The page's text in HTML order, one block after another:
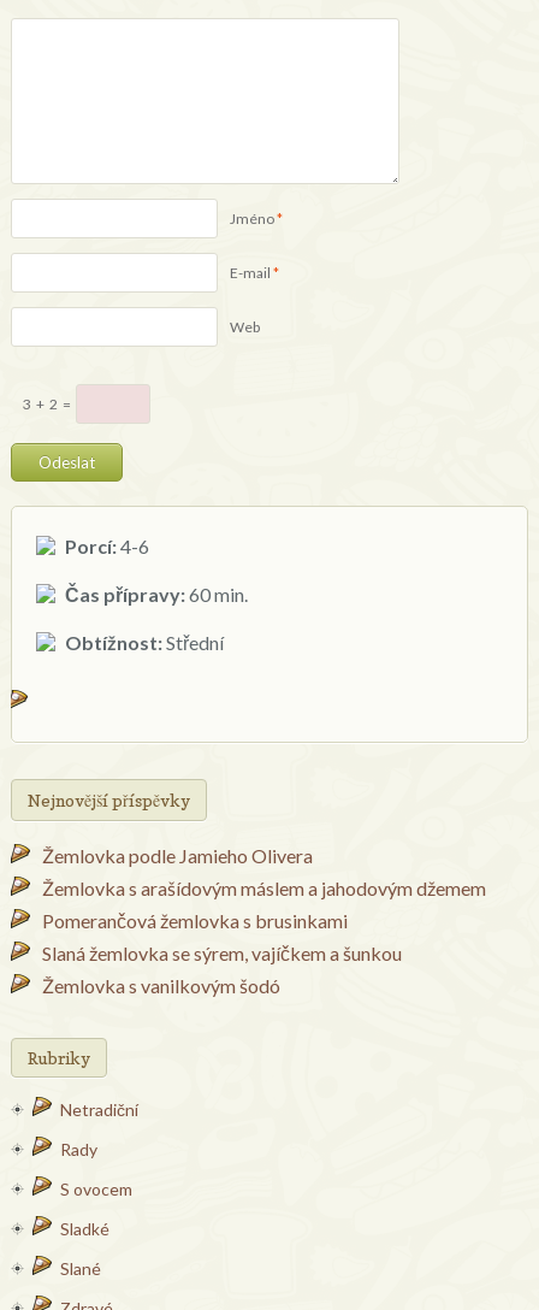
Jméno*
E-mail *
Web
3 + 2 =
Porcí:4-6
Čas přípravy:60 min.
Obtížnost:Střední
Nejnovější příspěvky
Žemlovka podle Jamieho Olivera
Žemlovka s arašídovým máslem a jahodovým džemem
Pomerančová žemlovka s brusinkami
Slaná žemlovka se sýrem, vajíčkem a šunkou
Žemlovka s vanilkovým šodó
Rubriky
Netradiční
Rady
S ovocem
Sladké
Slané